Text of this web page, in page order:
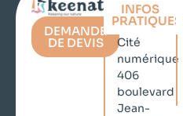
DEMANDE
DE DEVIS
INFOS
PRATIQUES
Cité
numérique
406
boulevard
Jean-